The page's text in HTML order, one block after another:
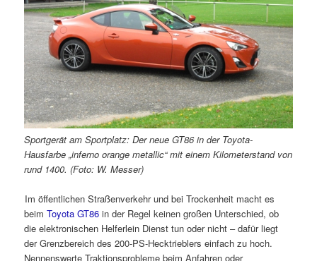
Sportgerät am Sportplatz: Der neue GT86 in der Toyota-
Hausfarbe „inferno orange metallic“ mit einem Kilometerstand von
rund 1400. (Foto: W. Messer)
Im öffentlichen Straßenverkehr und bei Trockenheit macht es
beimToyota GT86 in der Regel keinen großen Unterschied, ob
die elektronischen Helferlein Dienst tun oder nicht – dafür liegt
der Grenzbereich des 200-PS-Hecktrieblers einfach zu hoch.
Nennenswerte Traktionsprobleme beim Anfahren oder